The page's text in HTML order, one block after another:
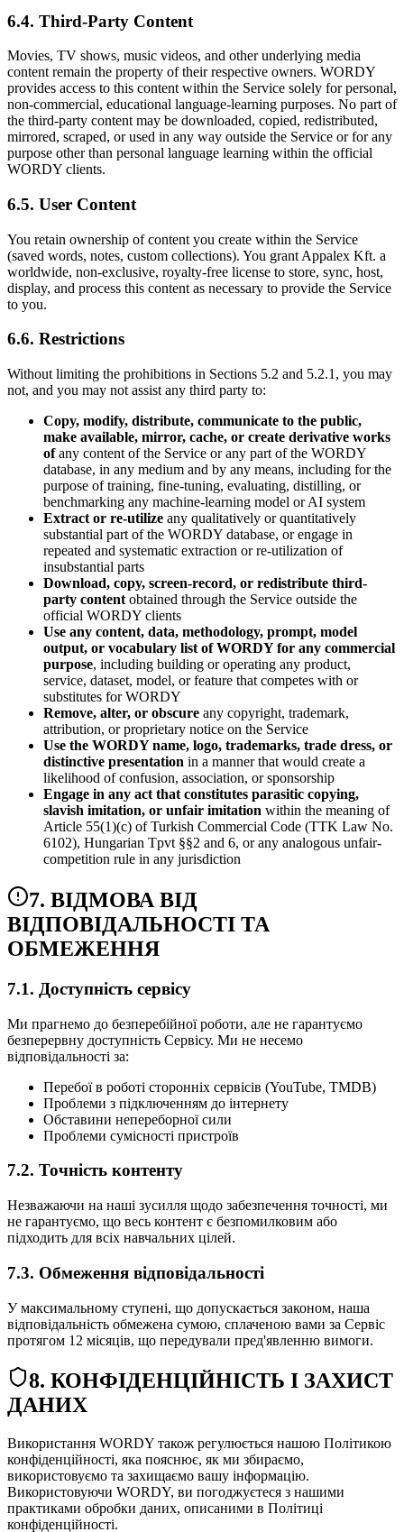
6.4. Third-Party Content
Movies, TV shows, music videos, and other underlying media
content remain the property of their respective owners. WORDY
provides access to this content within the Service solely for personal,
non-commercial, educational language-learning purposes. No part of
the third-party content may be downloaded, copied, redistributed,
mirrored, scraped, or used in any way outside the Service or for any
purpose other than personal language learning within the official
WORDY clients.
6.5. User Content
You retain ownership of content you create within the Service
(saved words, notes, custom collections). You grant Appalex Kft. a
worldwide, non-exclusive, royalty-free license to store, sync, host,
display, and process this content as necessary to provide the Service
to you.
6.6. Restrictions
Without limiting the prohibitions in Sections 5.2 and 5.2.1, you may
not, and you may not assist any third party to:
Copy, modify, distribute, communicate to the public,
make available, mirror, cache, or create derivative works
ofany content of the Service or any part of the WORDY
database, in any medium and by any means, including for the
purpose of training, fine-tuning, evaluating, distilling, or
benchmarking any machine-learning model or AI system
Extract or re-utilize any qualitatively or quantitatively
substantial part of the WORDY database, or engage in
repeated and systematic extraction or re-utilization of
insubstantial parts
Download, copy, screen-record, or redistribute third-
party content obtained through the Service outside the
official WORDY clients
Use any content, data, methodology, prompt, model
output, or vocabulary list of WORDY for any commercial
purpose, including building or operating any product,
service, dataset, model, or feature that competes with or
substitutes for WORDY
Remove, alter, or obscure any copyright, trademark,
attribution, or proprietary notice on the Service
Use the WORDY name, logo, trademarks, trade dress, or
distinctive presentation in a manner that would create a
likelihood of confusion, association, or sponsorship
Engage in any act that constitutes parasitic copying,
slavish imitation, or unfair imitation within the meaning of
Article 55(1)(c) of Turkish Commercial Code (TTK Law No.
6102), Hungarian Tpvt §§2 and 6, or any analogous unfair-
competition rule in any jurisdiction
7. ВІДМОВА ВІД
ВІДПОВІДАЛЬНОСТІ ТА
ОБМЕЖЕННЯ
7.1. Доступність сервісу
Ми прагнемо до безперебійної роботи, але не гарантуємо
безперервну доступність Сервісу. Ми не несемо
відповідальності за:
Перебої в роботі сторонніх сервісів (YouTube, TMDB)
Проблеми з підключенням до інтернету
Обставини непереборної сили
Проблеми сумісності пристроїв
7.2. Точність контенту
Незважаючи на наші зусилля щодо забезпечення точності, ми
не гарантуємо, що весь контент є безпомилковим або
підходить для всіх навчальних цілей.
7.3. Обмеження відповідальності
У максимальному ступені, що допускається законом, наша
відповідальність обмежена сумою, сплаченою вами за Сервіс
протягом 12 місяців, що передували пред'явленню вимоги.
8. КОНФІДЕНЦІЙНІСТЬ І ЗАХИСТ
ДАНИХ
Використання WORDY також регулюється нашою Політикою
конфіденційності, яка пояснює, як ми збираємо,
використовуємо та захищаємо вашу інформацію.
Використовуючи WORDY, ви погоджуєтеся з нашими
практиками обробки даних, описаними в Політиці
конфіденційності.